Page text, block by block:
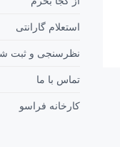
استعلام گارانتی
نظرسنجی و ثبت
تماس با ما
کارخانه فراسو